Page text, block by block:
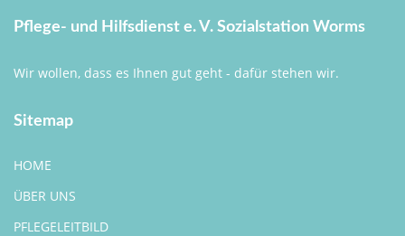
Pflege- und Hilfsdienst e. V. Sozialstation Worms
Wir wollen, dass es Ihnen gut geht - dafür stehen wir.
Sitemap
HOME
ÜBER UNS
PFLEGELEITBILD